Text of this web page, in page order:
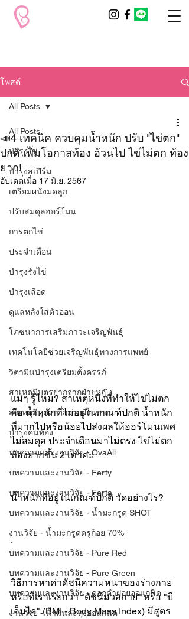
โพสต์
All Posts
บำรุงไข่
บำรุงสเปิร์ม
เตรียมผนังมดลูก
ปรับสมดุลฮอร์โมน
การตกไข่
ประจำเดือน
บำรุงรังไข่
บำรุงเลือด
ดูแลหลังใส่ตัวอ่อน
โภชนาการเสริมภาวะเจริญพันธุ์
เทคโนโลยีช่วยเจริญพันธุ์ทางการแพทย์
วิตามินบำรุงเตรียมตั้งครรภ์
สาเหตุมีบุตรยากจากฝ่ายหญิง
สาเหตุมีบุตรยากจากฝ่ายชาย
บำรุงคนท้อง
บทความและงานวิจัย - OvaAll
บทความและงานวิจัย - Ferty
บทความและงานวิจัย - Ferta
บทความและงานวิจัย - น้ำมะกรูด SHOT
งานวิจัย - น้ำมะกรูดครูก้อย 70%
บทความและงานวิจัย - Pure Red
บทความและงานวิจัย - Pure Green
บทความและงานวิจัย - ดอกคำฝอยออแกนิค
งานวิจัย - น้ำมันละหุ่งออแกนิค
All Posts
📣4 เทคนิค ควบคุมน้ำหนัก ปรับ "ไข่ตก"
ปกติ เพิ่มโอกาสท้อง อ้วนไป ไข่ไม่ตก ท้อง
ยาก!
อัปเดตเมื่อ 17 มิ.ย. 2567
แม่ๆ รู้ไหม? สาเหตุหนึ่งที่ทำให้ไข่ไม่ตก
คือ น้ำหนักที่ไม่อยู่ในเกณฑ์ปกติ น้ำหนัก
ที่มากไปหรือน้อยไปส่งผลให้ฮอร์โมนเพศ
ไม่สมดุล ประจำเดือนมาไม่ตรง ไข่ไม่ตก
ท้องยากขึ้น 2 เท่าค่ะ
น้ำหนักที่อยู่ในเกณฑ์ปกติ วัดอย่างไร?
.
วิธีการหาค่าดัชนีความหนาของร่างกาย
หรือที่เราเรียกว่า "ดัชนีมวลกาย" หรือ "บี
เอ็มไอ" (BMI - Body Mass Index) มีสูตร